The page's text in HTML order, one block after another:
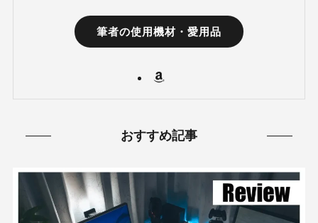
筆者の使用機材・愛用品
おすすめ記事